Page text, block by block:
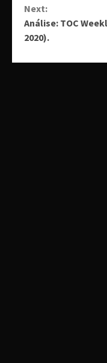
Next:
Análise: TOC
2020).